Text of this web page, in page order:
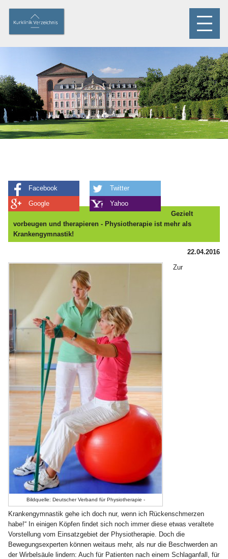
Facebook
Twitter
Google
Yahoo
Gezielt
vorbeugen und therapieren - Physiotherapie ist mehr als
Krankengymnastik!
22.04.2016
Bildquelle: Deutscher Verband für Physiotherapie -
Zur
Krankengymnastik gehe ich doch nur, wenn ich Rückenschmerzen
habe!“ In einigen Köpfen findet sich noch immer diese etwas veraltete
Vorstellung vom Einsatzgebiet der Physiotherapie. Doch die
Bewegungsexperten können weitaus mehr, als nur die Beschwerden an
der Wirbelsäule lindern: Auch für Patienten nach einem Schlaganfall, für